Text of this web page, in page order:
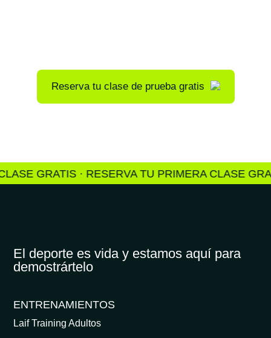
Reserva tu clase de prueba gratis
GRATIS · RESERVA TU PRIMERA CLASE
El deporte es vida y estamos aquí para
demostrártelo
ENTRENAMIENTOS
Laif Training Adultos